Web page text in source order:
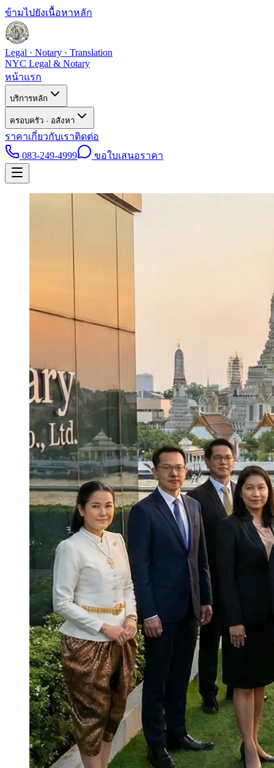
ข้ามไปยังเนื้อหาหลัก
Legal · Notary · Translation
NYC Legal & Notary
หน้าแรก
บริการหลัก
ครอบครัว · อสังหา
ราคาเกี่ยวกับเราติดต่อ
083-249-4999
ขอใบเสนอราคา